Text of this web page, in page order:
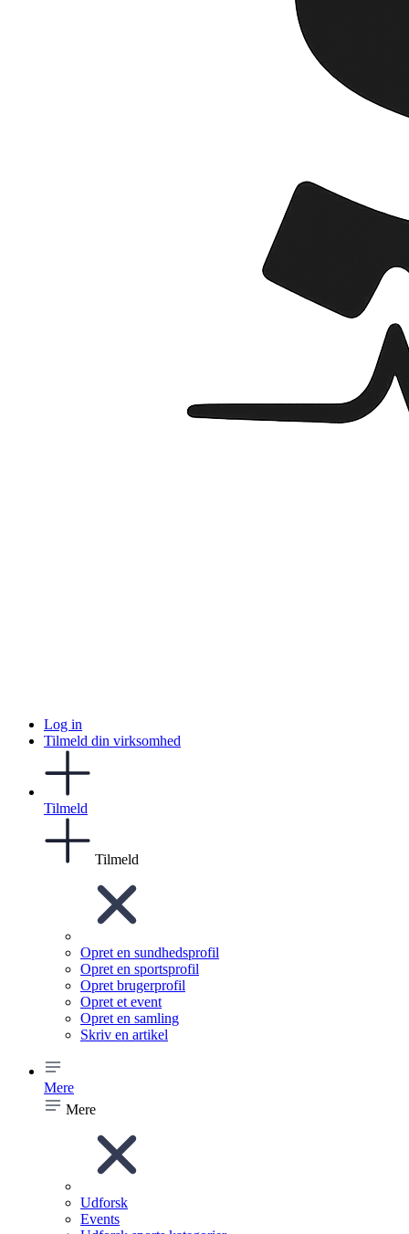
Log in
Tilmeld din virksomhed
Tilmeld
Tilmeld
Opret en sundhedsprofil
Opret en sportsprofil
Opret brugerprofil
Opret et event
Opret en samling
Skriv en artikel
Mere
Mere
Udforsk
Events